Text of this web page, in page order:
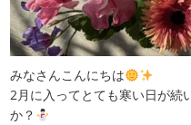
みなさんこんにちは
2月に入ってとても寒い日が続
か？